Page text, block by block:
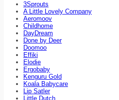
3Sprouts
A Little Lovely Company
Aeromoov
Childhome
DayDream
Done by Deer
Doomoo
Effiki
Elodie
Ergobaby
Kenguru Gold
Koala Babycare
Lip Satler
Little Dutch